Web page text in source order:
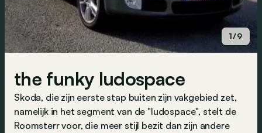
1/9
the funky ludospace
Skoda, die zijn eerste stap buiten zijn vakgebied zet,
namelijk in het segment van de "ludospace", stelt de
Roomsterr voor, die meer stijl bezit dan zijn andere